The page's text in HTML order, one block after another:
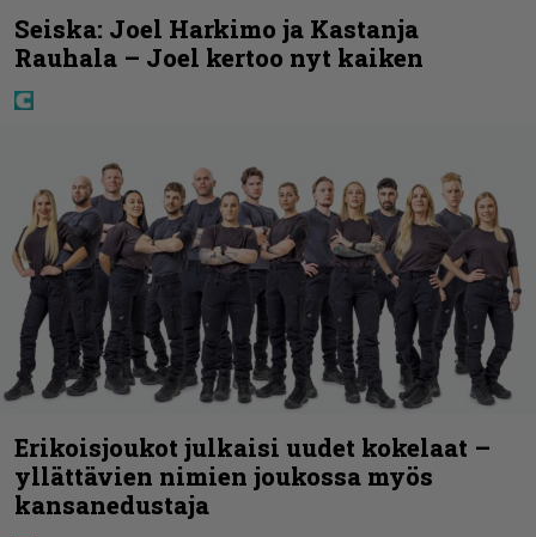
Seiska: Joel Harkimo ja Kastanja
Rauhala – Joel kertoo nyt kaiken
Erikoisjoukot julkaisi uudet kokelaat –
yllättävien nimien joukossa myös
kansanedustaja